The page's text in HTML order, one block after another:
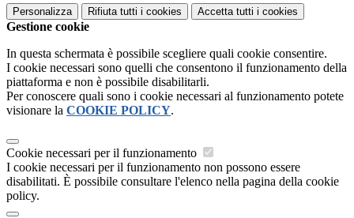
Personalizza Rifiuta tutti i cookies Accetta tutti i cookies
Gestione cookie
In questa schermata è possibile scegliere quali cookie consentire.
I cookie necessari sono quelli che consentono il funzionamento della
piattaforma e non è possibile disabilitarli.
Per conoscere quali sono i cookie necessari al funzionamento potete
visionare la COOKIE POLICY.
Cookie necessari per il funzionamento
I cookie necessari per il funzionamento non possono essere
disabilitati. È possibile consultare l'elenco nella pagina della cookie
policy.